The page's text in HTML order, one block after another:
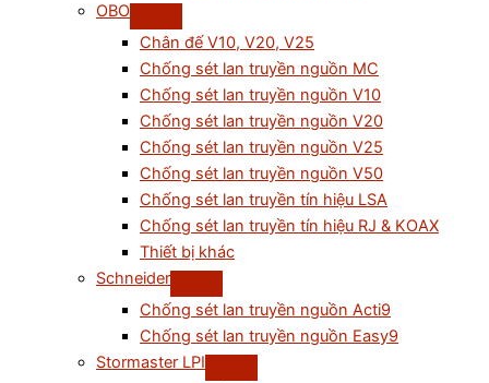
OBO
Chân đế V10, V20, V25
Chống sét lan truyền nguồn MC
Chống sét lan truyền nguồn V10
Chống sét lan truyền nguồn V20
Chống sét lan truyền nguồn V25
Chống sét lan truyền nguồn V50
Chống sét lan truyền tín hiệu LSA
Chống sét lan truyền tín hiệu RJ & KOAX
Thiết bị khác
Schneider
Chống sét lan truyền nguồn Acti9
Chống sét lan truyền nguồn Easy9
Stormaster LPI